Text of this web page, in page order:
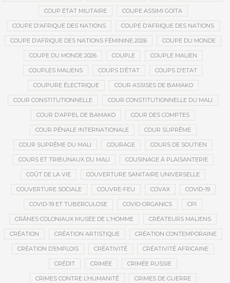
COUP ÉTAT MILITAIRE COUPE ASSIMI GOÏTA
COUPE D'AFRIQUE DES NATIONS COUPE D’AFRIQUE DES NATIONS
COUPE D’AFRIQUE DES NATIONS FÉMININE 2026 COUPE DU MONDE
COUPE DU MONDE 2026 COUPLE COUPLE MALIEN
COUPLES MALIENS COUPS D’ÉTAT COUPS D'ETAT
COUPURE ÉLECTRIQUE COUR ASSISES DE BAMAKO
COUR CONSTITUTIONNELLE COUR CONSTITUTIONNELLE DU MALI
COUR D’APPEL DE BAMAKO COUR DES COMPTES
COUR PÉNALE INTERNATIONALE COUR SUPRÊME
COUR SUPRÊME DU MALI COURAGE COURS DE SOUTIEN
COURS ET TRIBUNAUX DU MALI COUSINAGE À PLAISANTERIE
COÛT DE LA VIE COUVERTURE SANITAIRE UNIVERSELLE
COUVERTURE SOCIALE COUVRE-FEU COVAX COVID-19
COVID-19 ET TUBERCULOSE COVID-ORGANICS CPI
CRÂNES COLONIAUX MUSÉE DE L'HOMME CRÉATEURS MALIENS
CRÉATION CRÉATION ARTISTIQUE CRÉATION CONTEMPORAINE
CRÉATION D’EMPLOIS CRÉATIVITÉ CRÉATIVITÉ AFRICAINE
CRÉDIT CRIMÉE CRIMÉE RUSSIE
CRIMES CONTRE L’HUMANITÉ CRIMES DE GUERRE